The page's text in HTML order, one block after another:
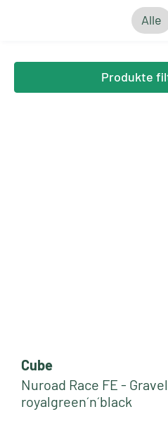
Alle
Produkte
Cube
Nuroad Race FE -
royalgreen´n´black